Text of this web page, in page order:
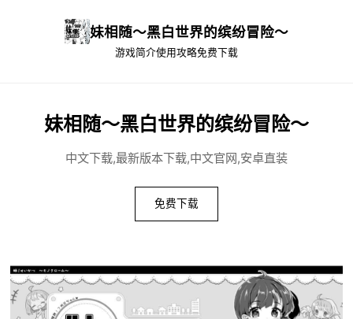
妹相随～黑白世界的缤纷冒险～
游戏简介使用攻略免费下载
妹相随～黑白世界的缤纷冒险～
中文下载,最新版本下载,中文官网,安卓直装
免费下载